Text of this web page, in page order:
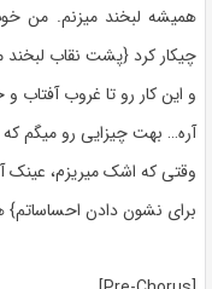
همیشه لبخند میزنم. من
چیکار کرد {پشت نقاب
و این کار رو تا غروب
آره… بهت چیزایی رو میگم
وقتی که اشک میریزم، عینک
برای نشون دادن